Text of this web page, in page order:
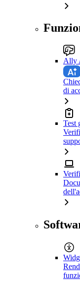
Ally
di
Test